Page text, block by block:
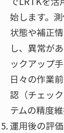
始します。
状態や補正
し、異常が
ックアップ
日々の作業
認（チェッ
テムの精度
運用後の評